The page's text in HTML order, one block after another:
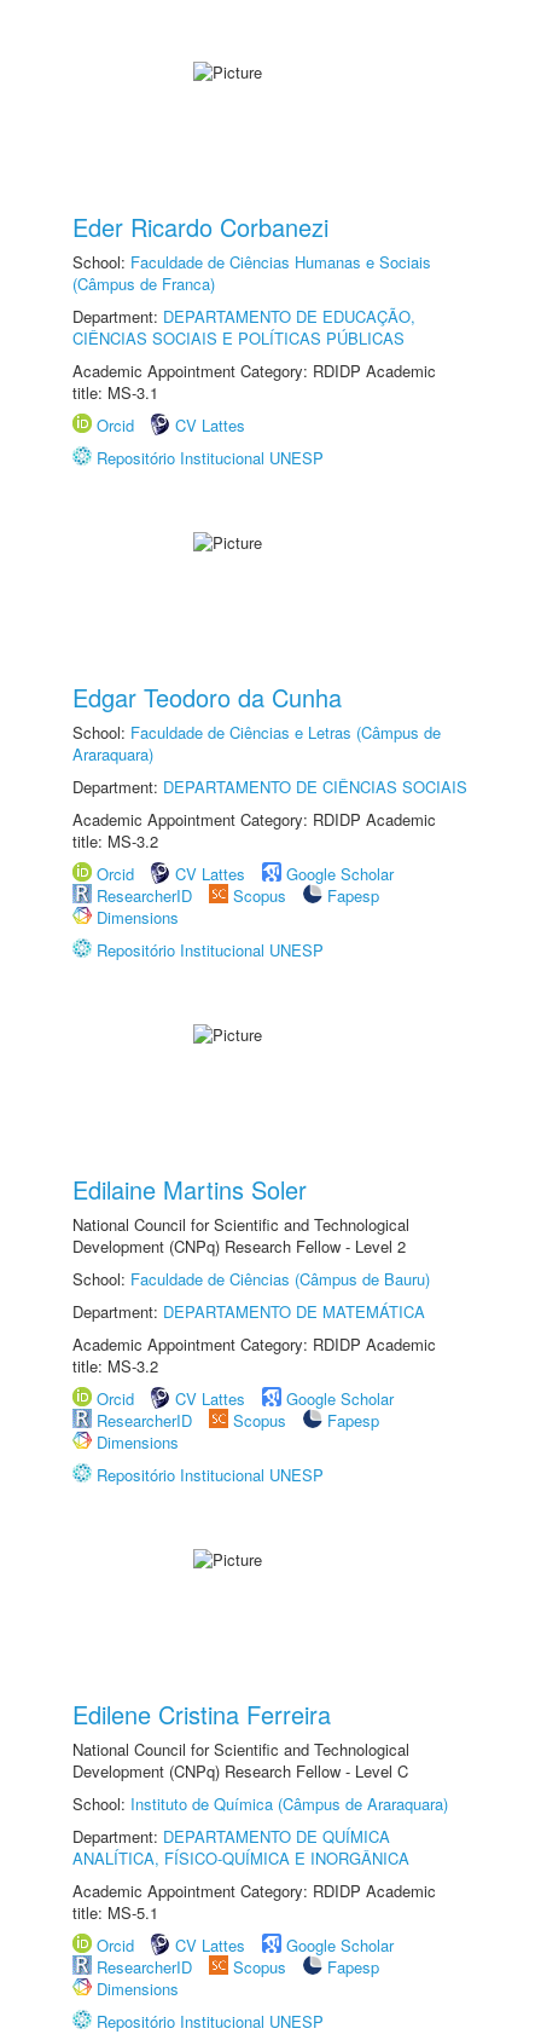
Eder Ricardo Corbanezi
School: Faculdade de Ciências Humanas e Sociais
(Câmpus de Franca)
Department: DEPARTAMENTO DE EDUCAÇÃO,
CIÊNCIAS SOCIAIS E POLÍTICAS PÚBLICAS
Academic Appointment Category: RDIDP Academic
title: MS-3.1
Orcid
CV Lattes
Repositório Institucional UNESP
Edgar Teodoro da Cunha
School: Faculdade de Ciências e Letras (Câmpus de
Araraquara)
Department: DEPARTAMENTO DE CIÊNCIAS SOCIAIS
Academic Appointment Category: RDIDP Academic
title: MS-3.2
Orcid
CV Lattes
Google Scholar
ResearcherID
Scopus
Fapesp
Dimensions
Repositório Institucional UNESP
Edilaine Martins Soler
National Council for Scientific and Technological
Development (CNPq) Research Fellow - Level 2
School: Faculdade de Ciências (Câmpus de Bauru)
Department: DEPARTAMENTO DE MATEMÁTICA
Academic Appointment Category: RDIDP Academic
title: MS-3.2
Orcid
CV Lattes
Google Scholar
ResearcherID
Scopus
Fapesp
Dimensions
Repositório Institucional UNESP
Edilene Cristina Ferreira
National Council for Scientific and Technological
Development (CNPq) Research Fellow - Level C
School: Instituto de Química (Câmpus de Araraquara)
Department: DEPARTAMENTO DE QUÍMICA
ANALÍTICA, FÍSICO-QUÍMICA E INORGÂNICA
Academic Appointment Category: RDIDP Academic
title: MS-5.1
Orcid
CV Lattes
Google Scholar
ResearcherID
Scopus
Fapesp
Dimensions
Repositório Institucional UNESP